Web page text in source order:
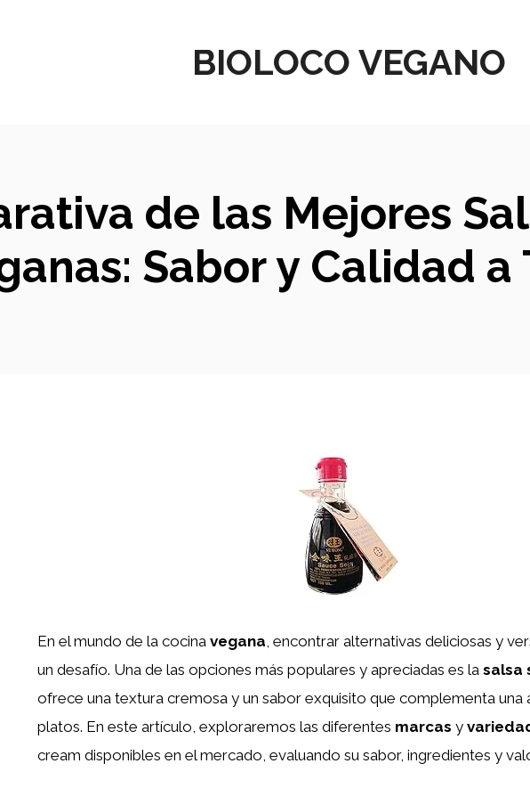
BIOLOCO VEGANO
de las Mejores
Sabor y Calidad a
En el mundo de la cocina vegana, encontrar alternativas deliciosas y
un desafío. Una de las opciones más populares y apreciadas es la salsa
ofrece una textura cremosa y un sabor exquisito que complementa una
platos. En este artículo, exploraremos las diferentes marcas y
cream disponibles en el mercado, evaluando su sabor, ingredientes y